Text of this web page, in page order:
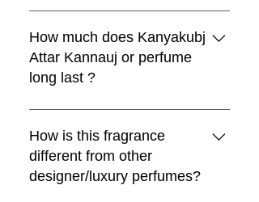
Traditional Indian Attars | Discovery
₹1,999.00 促銷價格
₹1,320.00
Free Rose Water on Orders Above
新增至購物車
₹1,999
Boya Perfume
一般價格
₹1,999.00 促銷價格
₹999.00
Free Rose Water on Orders Above
₹1,999
lavender kiss -(lavender candle)
一般價格
₹699.00 促銷價格
₹559.20
Free Rose Water on Orders Above
₹1,999
Premium Laddu Candle – Mogra
₹499.00 ₹399.20
Free Rose Water on Orders Above
₹1,999
新增至購物車
Luxury Unisex Attar Gift Set - 6 x 3ml
一般價格
₹2,999.00 促銷價格
₹2,499.00
Free Rose Water on Orders Above
₹1,999
₹1,999
Free Rose Water on Orders Above
₹1,999
新增至購物車
一般價格
₹1,999.00促銷價格
₹1,299.00
Free Rose Water on Orders Above
₹1,999
新增至購物車
vanilla heart candle
一般價格
₹999.00 促銷價格
₹899.00
Free Rose Water on Orders Above
₹1,999
Sandalwood Log 50gm + Rubbing
₹2,999.00 促銷價格
₹1,549.00
Free Rose Water on Orders Above
₹1,999
新增至購物車
₹1,999
Free Rose Water on Orders Above
₹1,999
新增至購物車
Oud Combo Pack For Men
一般價格
₹2,999.00 促銷價格
₹2,499.00
Free Rose Water on Orders Above
₹1,999
Pan Essence – Ruh Pan (Sofia)
自
一般價格 ₹3,299.00
促銷價格
Free Rose Water on Orders Above
₹1,999
All Kanyakubj™ Attar Kannauj
perfumes are blended with IFRA
approved ingredients and they are
widely tested as 100% safe for all
you apply a spray on the inner
wrist and wait for 30 minutes.
How much does Kanyakubj
Attar Kannauj or perfume
long last ?
Attars from Kannauj are renowned
for their exceptional longevity,
owing to their high purity and
natural properties. While some
How is this fragrance
different from other
designer/luxury perfumes?